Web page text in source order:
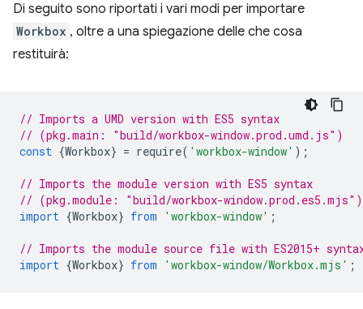
Di seguito sono riportati i vari modi per importare
Workbox , oltre a una spiegazione delle che cosa
restituirà:
// Imports a UMD version with ES5 syntax
// (pkg.main: "build/workbox-window.prod.umd.js")
const {Workbox} = require( 'workbox-window' );
// Imports the module version with ES5 syntax
// (pkg.module: "build/workbox-window.prod.es5.mjs")
import {Workbox} from 'workbox-window' ;
// Imports the module source file with ES2015+
import {Workbox} from 'workbox-window/Workbox.mjs' ;